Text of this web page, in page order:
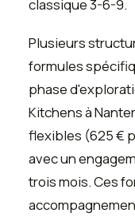
classique 3-6-9.
Plusieurs
formules
phase
Kitchens à
flexibles (625 €
avec un
trois mois. Ces